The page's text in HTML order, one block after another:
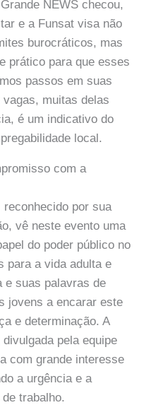
NEWS checou,
e a Funsat visa não
burocráticos, mas
prático para que esses
passos em suas
muitas delas
é um indicativo do
local.
com a
por sua
vê neste evento uma
do poder público no
para a vida adulta e
e suas palavras de
jovens a encarar este
e determinação. A
pela equipe
com grande interesse
a urgência e a
trabalho.